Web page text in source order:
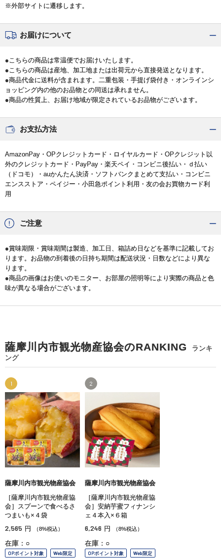
※外部サイトに遷移します。
お届けについて
●こちらの商品は常温便でお届けいたします。
●こちらの商品は産地、加工地または出荷元から直接発送となります。
●商品代金に送料が含まれます。二重包装・手提げ袋付き・オンラインシ
ョッピング内の他のお品物との同送は承れません。
●商品の性質上、お届け地域が限定されているお品物がございます。
お支払方法
AmazonPay・OPクレジットカード・ロイヤルカード・OPクレジット以
外のクレジットカード・PayPay・楽天ペイ・コンビニ後払い・ｄ払い
（ドコモ）・auかんたん決済・ソフトバンクまとめて支払い・コンビニ
エンスストア・ペイジー・小田急ポイント利用・友の会お買物カード利
用
ご注意
●賞味期限・賞味期間は製造、加工日、箱詰め日などを基準に記載してお
ります。お品物の到着後の日持ち期間は配送状況・日数などにより異な
ります。
●商品の画像はお使いのモニター、お部屋の照明等により実際の商品と色
味が異なる場合がございます。
薩摩川内市観光物産協会のRANKING
ランキ
ング
1
薩摩川内市観光物産協会
［薩摩川内市観光物産協
会］スプーンで食べるさ
つまいも×４袋
2,565 円 （8%税込）
在庫：○
OPポイント対象 Web限定
2
薩摩川内市観光物産協会
［薩摩川内市観光物産協
会］安納芋蜜フィナンシ
ェ４本入×６箱
6,246 円 （8%税込）
在庫：○
OPポイント対象 Web限定